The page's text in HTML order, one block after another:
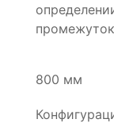
800 мм